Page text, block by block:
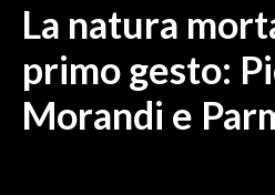
ITALIA
MONDO
La natura
primo gesto:
Morandi e